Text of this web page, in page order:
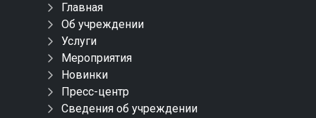
Главная
Об учреждении
Услуги
Мероприятия
Новинки
Пресс-центр
Сведения об учреждении